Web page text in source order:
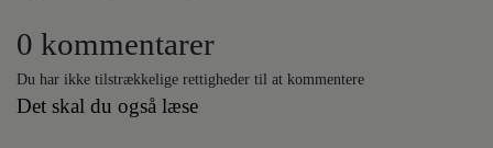
0 kommentarer
Du har ikke tilstrækkelige rettigheder til at kommentere
Det skal du også læse